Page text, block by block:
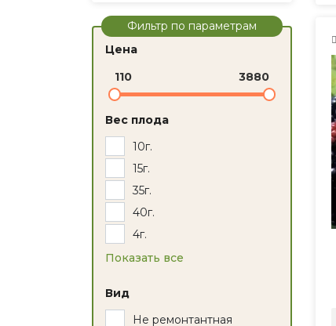
Фильтр по параметрам
Цена
110
3880
Вес плода
10г.
15г.
35г.
40г.
4г.
Показать все
Вид
Не ремонтантная